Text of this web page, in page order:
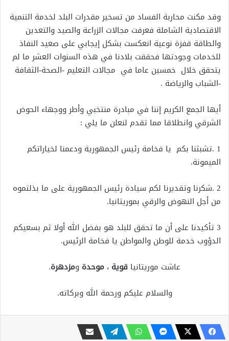
وقد مكنت محاربة الفساد من تسخير مقدرات البلد لخدمة التنمية
الاقتصادية الشاملة فعرفت مجالات الزراعة والصيد والتعدين
والطاقة قفزة نوعية انعكست بشكل إيجابي على صعيد النفاذ
للخدمات وجودتها فحققت بلادنا في هذه السنوات العشر ما لم
يتحقق خلال خمسين عاما في مجالات التعليم -الصحة-الثقافة
-الشباب والرياضة .
أيها الجمع الكريم إننا في مبادرة منتخبي وأطر ووجهاء الحوض
الشرقي وانطلاقا مما تقدم لنعلن ما يلي :
1 .تشبثنا بكم يا فخامة رئيس الجمهورية ودعمنا لخياراتكم
الميمونة.
2 .شكرنا وتقديرنا لكم سيادة رئيس الجمهورية على ما بذلتموه
من أجل النهوض والرقي بموريتانيا.
3 تأكيدنا على أن ما تحقق للبلد هو بفضل الله أولا ثم بسعيكم
الدؤوب خدمة للوطن والمواطن يا فخامة الرئيس.
عاشت موريتانيا قوية ، موحدة ومزدهرة.
والسلام عليكم ورحمة الله وبركاته.